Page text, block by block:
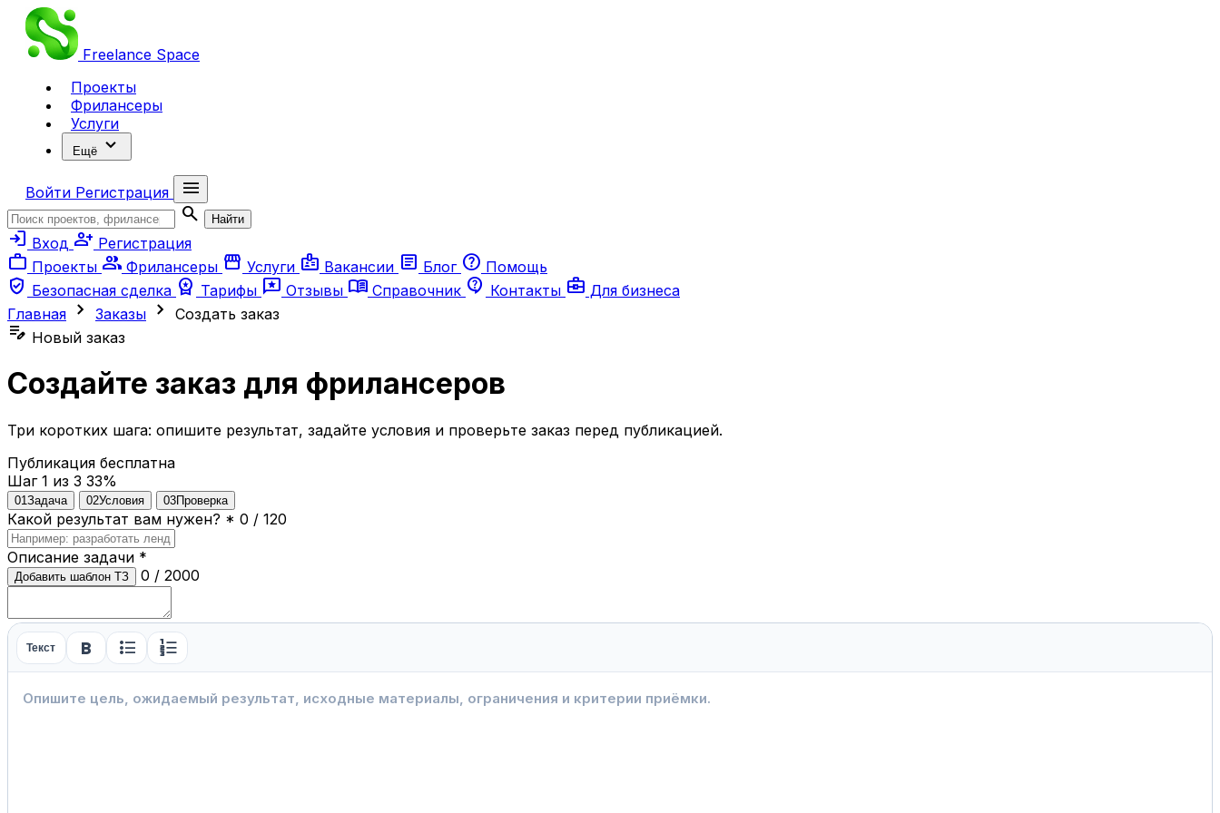
Freelance Space
Проекты
Фрилансеры
Услуги
Ещё expand_more
Войти Регистрация
menu
search
Найти
login Вход person_add Регистрация
work Проекты group Фрилансеры storefront Услуги badge Вакансии article Блог help Помощь
verified_user Безопасная сделка workspace_premium Тарифы reviews Отзывы menu_book Справочник contact_support Контакты business_center Для бизнеса
Главная chevron_right Заказы chevron_right Создать заказ
edit_note Новый заказ
Создайте заказ для фрилансеров
Три коротких шага: опишите результат, задайте условия и проверьте заказ перед публикацией.
Публикация бесплатна
Шаг 1 из 3 33%
01 Задача 02Условия 03Проверка
Какой результат вам нужен? * 0 / 120
Описание задачи *
Добавить шаблон ТЗ 0 / 2000
Текст format_bold format_list_bulleted format_list_numbered